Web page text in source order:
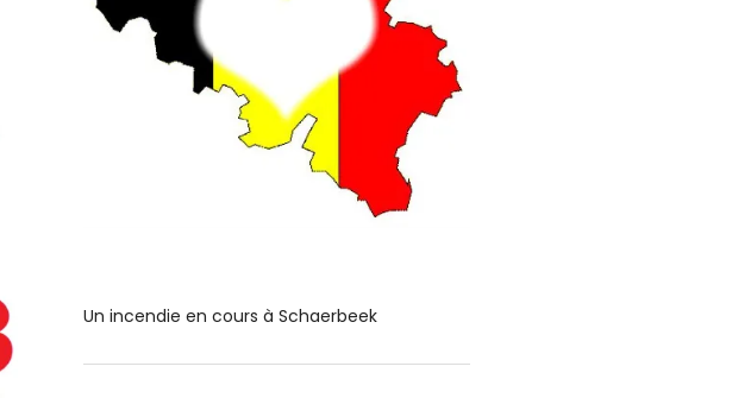
Un incendie en cours à Schaerbeek